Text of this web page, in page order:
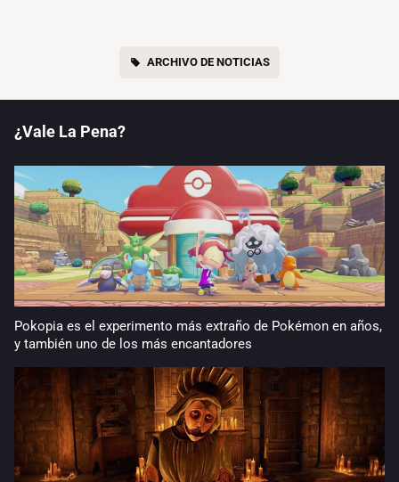
ARCHIVO DE NOTICIAS
¿Vale La Pena?
Pokopia es el experimento más extraño de Pokémon en años,
y también uno de los más encantadores